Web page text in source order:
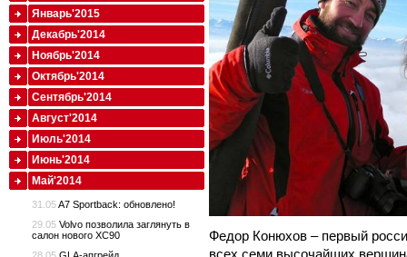
Федор Конюхов – первый
Январь'2015
Декабрь'2014
Ноябрь'2014
Октябрь'2014
Сентябрь'2014
Август'2014
Июль'2014
Июнь'2014
Май'2014
31.05A7 Sportback: обновлено!
29.05 Volvo позволила заглянуть в
салон нового XC90